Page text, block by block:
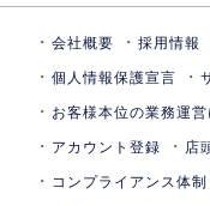
会社概要 採用情報
個人情報保護宣言
お客様本位の業務運
アカウント登録 店
コンプライアンス体制